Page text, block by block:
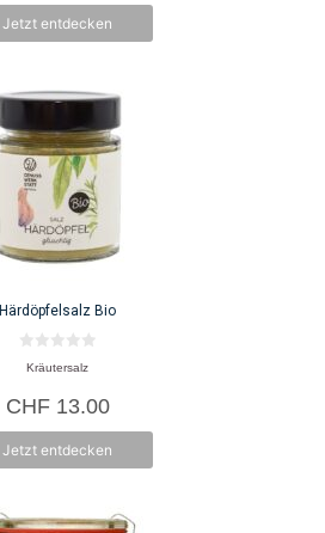
Jetzt entdecken
Härdöpfelsalz Bio
n
5
Kräutersalz
CHF13.00
Jetzt entdecken